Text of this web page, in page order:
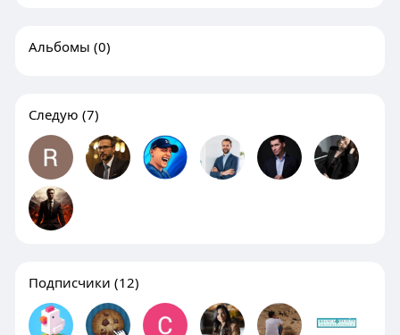
Альбомы (0)
Следую (7)
Подписчики (12)